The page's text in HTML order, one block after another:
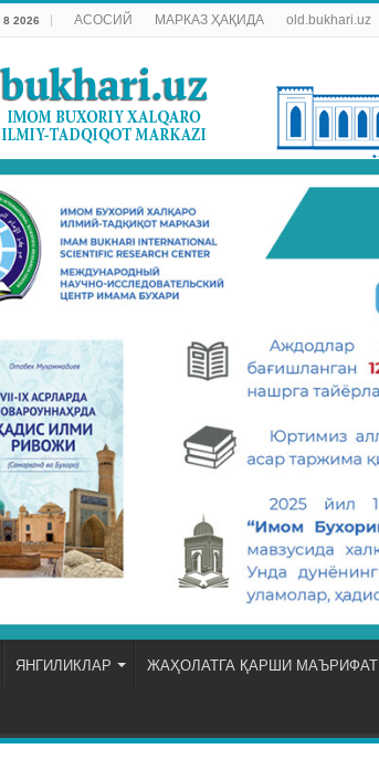
8 2026 АСОСИЙ МАРКАЗ ҲАҚИДА old.bukhari.uz
ЯНГИЛИКЛАР ЖАҲОЛАТГА ҚАРШИ МАЪРИФАТ